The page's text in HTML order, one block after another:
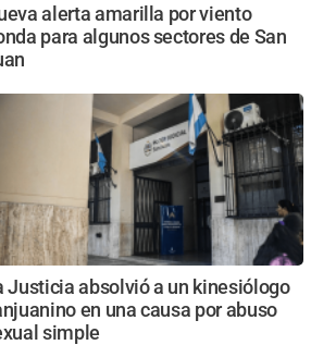
alerta amarilla por viento
para algunos sectores de San
Justicia absolvió a un kinesiólogo
en una causa por abuso
simple